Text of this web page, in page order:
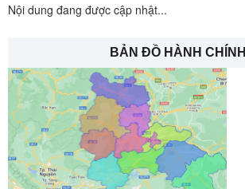
Nội dung đang được cập nhật...
BẢN ĐỒ HÀNH CHÍNH